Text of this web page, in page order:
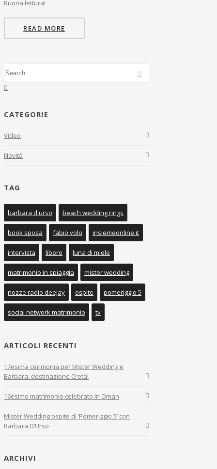
Buona lettura!
READ MORE
CATEGORIE
Video
Novità
TAG
barbara d'urso beach wedding rings
book sposa fabio volo insiemeonline.it
intervista libero luna di miele
matrimonio in spiaggia mister wedding
nozze radio deejay ospite pomeriggio 5
social network matrimonio tv
ARTICOLI RECENTI
17esima cerimonia per Mister Wedding e
Barbara: destinazione Creta!
16esimo matrimonio celebrato in Oman
Mister Wedding ospite di ‘Pomeriggio 5’ con
Barbara D’Urso
ARCHIVI